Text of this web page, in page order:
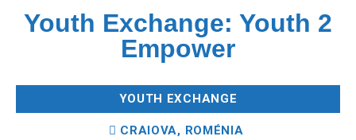
Youth Exchange: Youth 2
Empower
YOUTH EXCHANGE
CRAIOVA, ROMÉNIA